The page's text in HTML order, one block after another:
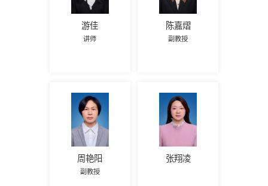
游佳
讲师
陈嘉熠
副教授
周艳阳
副教授
张翔凌